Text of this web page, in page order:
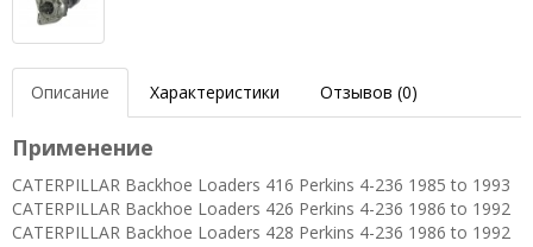
Описание Характеристики Отзывов (0)
Применение
CATERPILLAR Backhoe Loaders 416 Perkins 4-236 1985 to 1993
CATERPILLAR Backhoe Loaders 426 Perkins 4-236 1986 to 1992
CATERPILLAR Backhoe Loaders 428 Perkins 4-236 1986 to 1992